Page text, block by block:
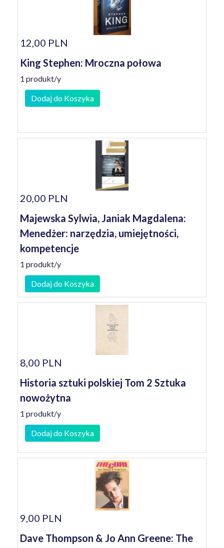
12,00 PLN
King Stephen: Mroczna połowa
1 produkt/y
Dodaj do Koszyka
20,00 PLN
Majewska Sylwia, Janiak Magdalena:
Menedżer: narzędzia, umiejętności,
kompetencje
1 produkt/y
Dodaj do Koszyka
8,00 PLN
Historia sztuki polskiej Tom 2 Sztuka
nowożytna
1 produkt/y
Dodaj do Koszyka
9,00 PLN
Dave Thompson & Jo Ann Greene: The